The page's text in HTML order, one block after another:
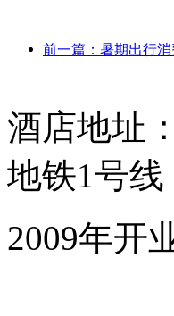
酒店地址
地铁1号线
2009年开